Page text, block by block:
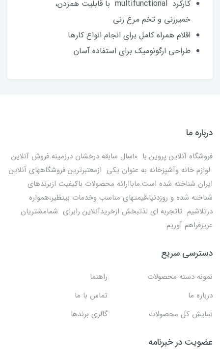
کارکرد multifunctional با قابلیت همزدن،
خمیرزنی و تخم مرغ زنی
اقلام همراه کامل برای انجام انواع کارها
طراحی ارگونومیک برای استفاده آسان
درباره ما
فروشگاه آنلاین پروین با 10سال سابقه درخشان درزمینه فروش آنلاین
لوازم خانه وآشپزخانه به عنوان یکی ازمعتبرترین فروشگاههای آنلاین
ایران شناخته شده است.ماباارائه محصولات باکیفیت ازبرندهای
شناخته شده و روزدنیا،قیمتهای مناسب وخدمات بینظیر،همواره
درتلاشیم تاتجربه ای لذتبخش ازخریدآنلاین رابرای شمامشتریان
عزیزفراهم آوریم.
دسترسی سریع
نمونه دسته محصولات
راهنما
درباره ما
تماس با ما
نمایش کل محصولات
گالری برندها
عضویت در خبرنامه